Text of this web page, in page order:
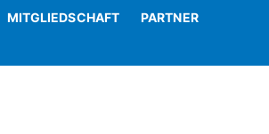
MITGLIEDSCHAFT PARTNER